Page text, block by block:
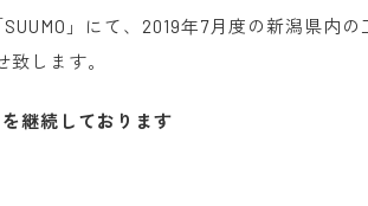
」にて、2019年7月度の新潟県内の
します。
継続しております